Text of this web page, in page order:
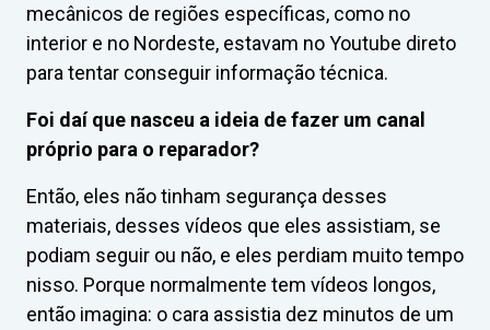
mecânicos de regiões específicas, como no
interior e no Nordeste, estavam no Youtube direto
para tentar conseguir informação técnica.
Foi daí que nasceu a ideia de fazer um canal
próprio para o reparador?
Então, eles não tinham segurança desses
materiais, desses vídeos que eles assistiam, se
podiam seguir ou não, e eles perdiam muito tempo
nisso. Porque normalmente tem vídeos longos,
então imagina: o cara assistia dez minutos de um